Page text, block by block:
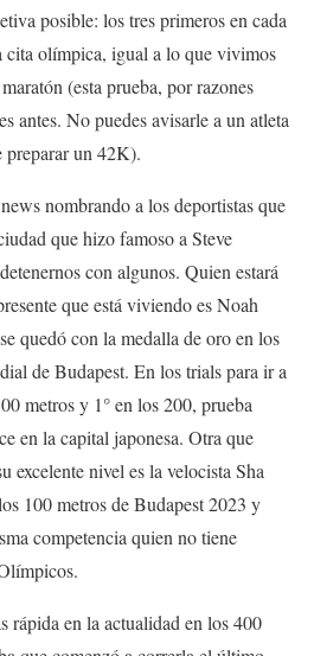
posible: los tres primeros en cada
cita olímpica, igual a lo que vivimos
(esta prueba, por razones
antes. No puedes avisarle a un atleta
preparar un 42K).
nombrando a los deportistas que
que hizo famoso a Steve
con algunos. Quien estará
que está viviendo es Noah
quedó con la medalla de oro en los
de Budapest. En los trials para ir a
metros y 1° en los 200, prueba
en la capital japonesa. Otra que
excelente nivel es la velocista Sha
100 metros de Budapest 2023 y
competencia quien no tiene
rápida en la actualidad en los 400